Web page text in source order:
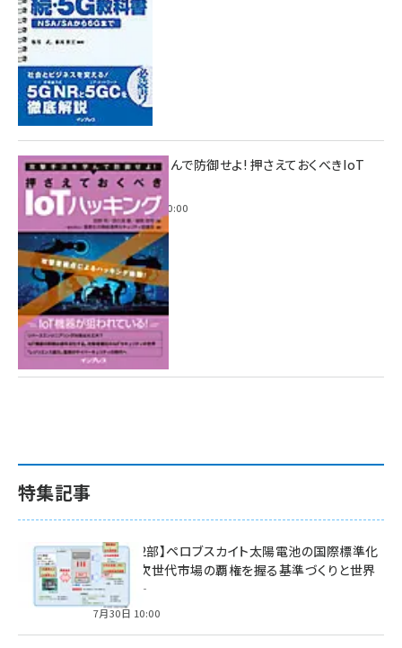
攻撃手法を学んで防御せよ! 押さえておくべきIoT
ハッキング
2022年6月14日 0:00
特集記事
特集【第2部】ペロブスカイト太陽電池の国際標準化
戦略 ― 次世代市場の覇権を握る基準づくりと世界
の動向 ―
7月30日 10:00